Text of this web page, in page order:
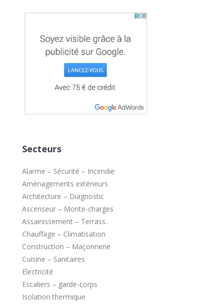
Secteurs
Alarme – Sécurité – Incendie
Aménagements extérieurs
Architecture – Diagnostic
Ascenseur – Monte-charges
Assainissement – Terrass.
Chauffage – Climatisation
Construction – Maçonnerie
Cuisine – Sanitaires
Electricité
Escaliers – garde-corps
Isolation thermique